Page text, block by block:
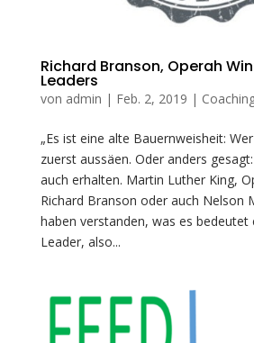
Richard Branson, Operah
Leaders
von admin | Feb. 2, 2019 |
„Es ist eine alte Bauernweisheit:
zuerst aussäen. Oder anders
auch erhalten. Martin Luther King,
Richard Branson oder auch Nelson
haben verstanden, was es bedeutet
Leader, also...